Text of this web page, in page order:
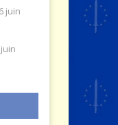
juin